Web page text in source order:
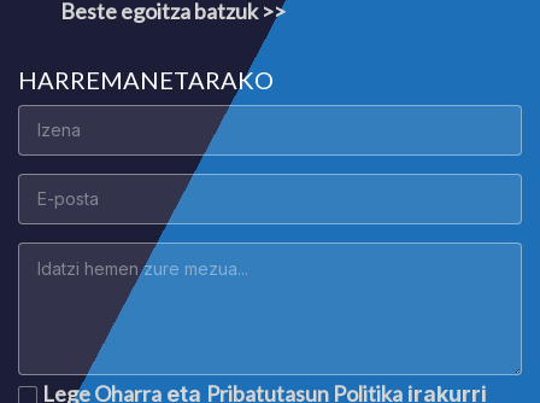
Beste egoitza batzuk >>
HARREMANETARAKO
Lege Oharra eta Pribatutasun Politika irakurri